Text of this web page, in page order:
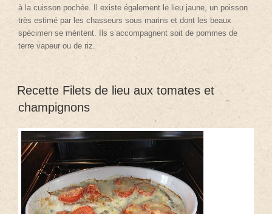
à la cuisson pochée. Il existe également le lieu jaune, un poisson
très estimé par les chasseurs sous marins et dont les beaux
spécimen se méritent. Ils s’accompagnent soit de pommes de
terre vapeur ou de riz.
Recette Filets de lieu aux tomates et
champignons